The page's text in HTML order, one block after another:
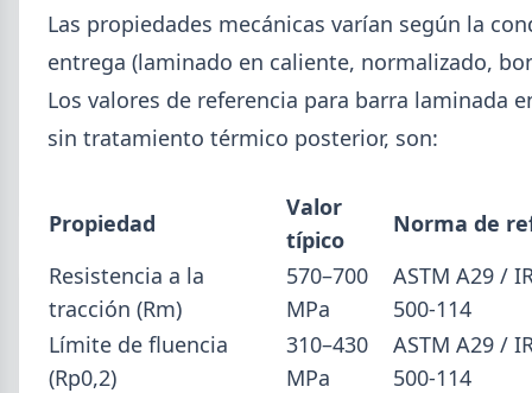
Perfiles.com.ar abrió su tercera
sucursal en zona norte: llegó a San
Isidro
La distribuidora siderometalúrgica, fundada en
1974 en San Fernando, sumó un local sobre Av.
Las propiedades mecánicas varían según la
entrega (laminado en caliente, normalizado,
Los valores de referencia para barra laminada
sin tratamiento térmico posterior, son:
Propiedad
Valor
típico
Norma de
Resistencia a la
tracción (Rm)
570–700
MPa
ASTM A29 /
500-114
Límite de fluencia
(Rp0,2)
310–430
MPa
ASTM A29 /
500-114